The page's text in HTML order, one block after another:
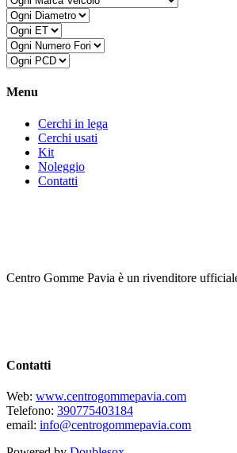
Menu
Cerchi in lega
Cerchi usati
Kit
Noleggio
Contatti
Centro Gomme Pavia è un rivenditore
Contatti
Web: www.centrogommepavia.com
Telefono: 390775403184
email: info@centrogommepavia.com